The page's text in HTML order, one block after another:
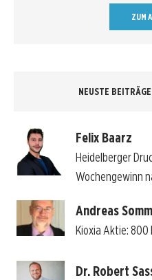
ZUM
NEUSTE
Felix Baarz
Heidelberger
Wochengewinn
Andreas
Kioxia Aktie: 800
Dr. Robert